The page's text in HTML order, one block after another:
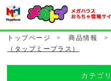
トップページ > 商品情報 >
（タップミープラス）
カテゴ